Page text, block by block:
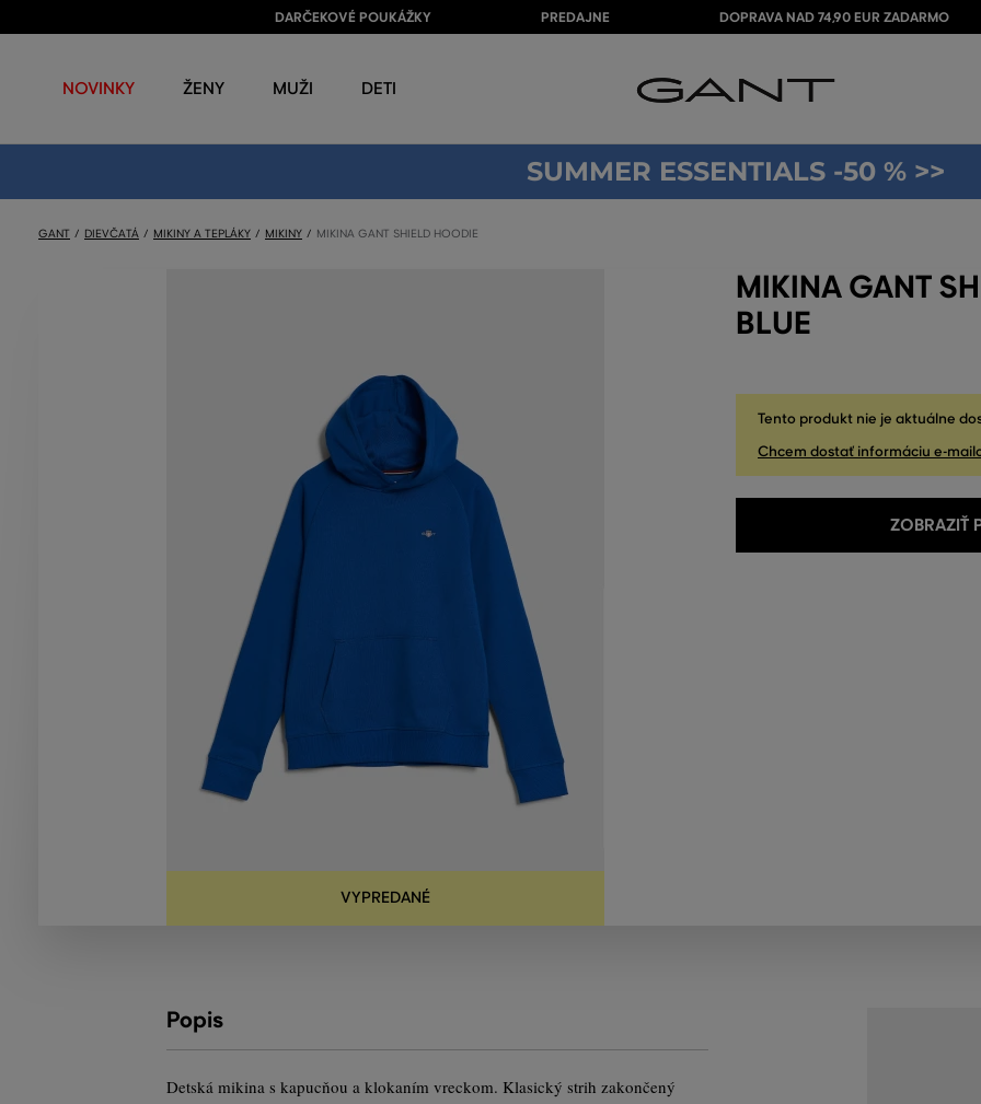
DARČEKOVÉ POUKÁŽKY PREDAJNE DOPRAVA NAD 74,90 EUR ZADARMO
NOVINKY ŽENY MUŽI DETI
SUMMER ESSENTIALS -50 % >>
GANT DIEVČATÁ MIKINY A TEPLÁKY MIKINY MIKINA GANT SHIELD HOODIE
VYPREDANÉ
MIKINA GANT
BLUE
Tento produkt nie je aktuálne
Chcem dostať informáciu e-
ZOBRAZIŤ
Popis
Detská mikina s kapucňou a klokaním vreckom. Klasický strih zakončený